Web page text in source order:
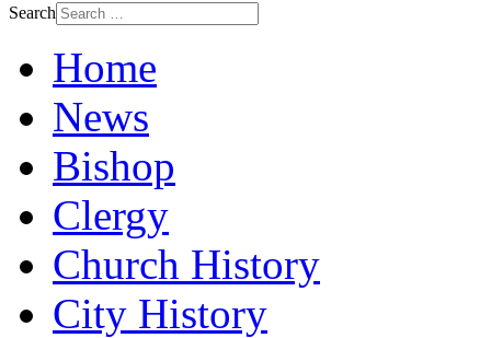
Search
Home
News
Bishop
Clergy
Church History
City History